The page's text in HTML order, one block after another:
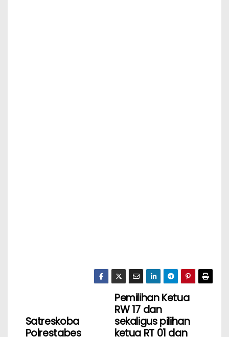
Pemilihan Ketua
RW 17 dan
sekaligus pilihan
ketua RT 01 dan
Satreskoba
Polrestabes